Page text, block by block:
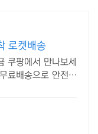
로켓배송
쿠팡에서 만나보세
료배송으로 안전하